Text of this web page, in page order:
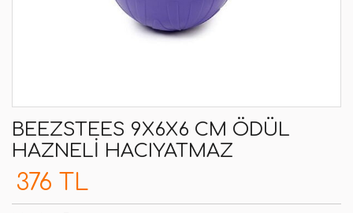
BEEZSTEES 9X6X6 CM ÖDÜL
HAZNELI HACIYATMAZ
376 TL